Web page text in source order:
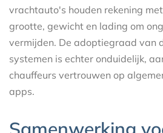
vrachtauto's houden rekening
grootte, gewicht en lading om
vermijden. De adoptiegraad van
systemen is echter onduidelijk,
chauffeurs vertrouwen op
apps.